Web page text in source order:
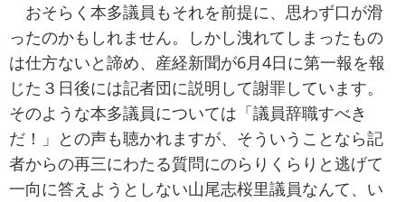
おそらく本多議員もそれを前提に、思わず口が滑
ったのかもしれません。しかし洩れてしまったもの
は仕方ないと諦め、産経新聞が6月4日に第一報を報
じた３日後には記者団に説明して謝罪しています。
そのような本多議員については「議員辞職すべき
だ！」との声も聴かれますが、そういうことなら記
者からの再三にわたる質問にのらりくらりと逃げて
一向に答えようとしない山尾志桜里議員なんて、い